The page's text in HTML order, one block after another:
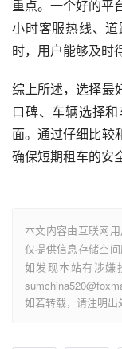
重点。一个好的平
小时客服热线、
时，用户能够及时
综上所述，选择最
口碑、车辆选择
面。通过仔细比较
确保短期租车的安
本文内容由互联网
仅提供信息存储空
如发现本站有涉嫌
如若转载，请注明